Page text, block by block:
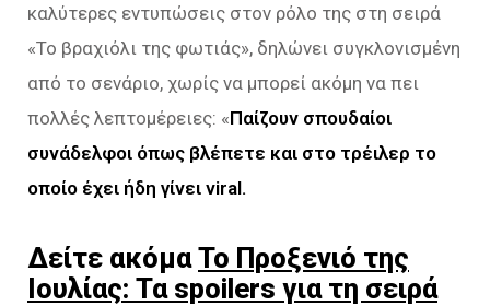
καλύτερες εντυπώσεις στον ρόλο της στη σειρά
«Το βραχιόλι της φωτιάς», δηλώνει συγκλονισμένη
από το σενάριο, χωρίς να μπορεί ακόμη να πει
πολλές λεπτομέρειες: «Παίζουν σπουδαίοι
συνάδελφοι όπως βλέπετε και στο τρέιλερ το
οποίο έχει ήδη γίνει viral.
Δείτε ακόμαΤο Προξενιό της
Ιουλίας: Τα spoilers για τη σειρά